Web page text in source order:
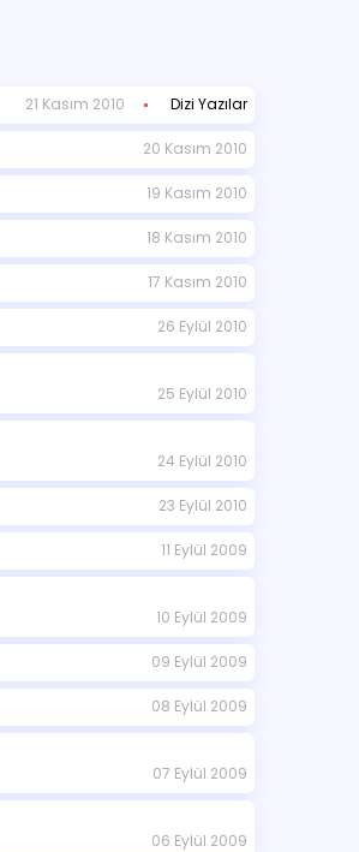
21 Kasım 2010 Dizi Yazılar
20 Kasım 2010
19 Kasım 2010
18 Kasım 2010
17 Kasım 2010
26 Eylül 2010
25 Eylül 2010
24 Eylül 2010
23 Eylül 2010
11 Eylül 2009
10 Eylül 2009
09 Eylül 2009
08 Eylül 2009
07 Eylül 2009
06 Eylül 2009